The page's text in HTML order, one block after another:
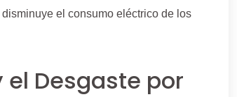
el consumo eléctrico de los
Desgaste por